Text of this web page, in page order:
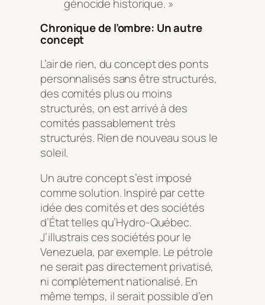
génocide historique. »
Chronique de l’ombre: Un autre
concept
L’air de rien, du concept des ponts
personnalisés sans être structurés,
des comités plus ou moins
structurés, on est arrivé à des
comités passablement très
structurés. Rien de nouveau sous le
soleil.
Un autre concept s’est imposé
comme solution. Inspiré par cette
idée des comités et des sociétés
d’État telles qu’Hydro-Québec.
J’illustrais ces sociétés pour le
Venezuela, par exemple. Le pétrole
ne serait pas directement privatisé,
ni complètement nationalisé. En
même temps, il serait possible d’en